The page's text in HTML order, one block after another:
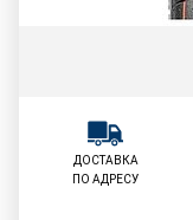
ДОСТАВКА
ПО АДРЕСУ